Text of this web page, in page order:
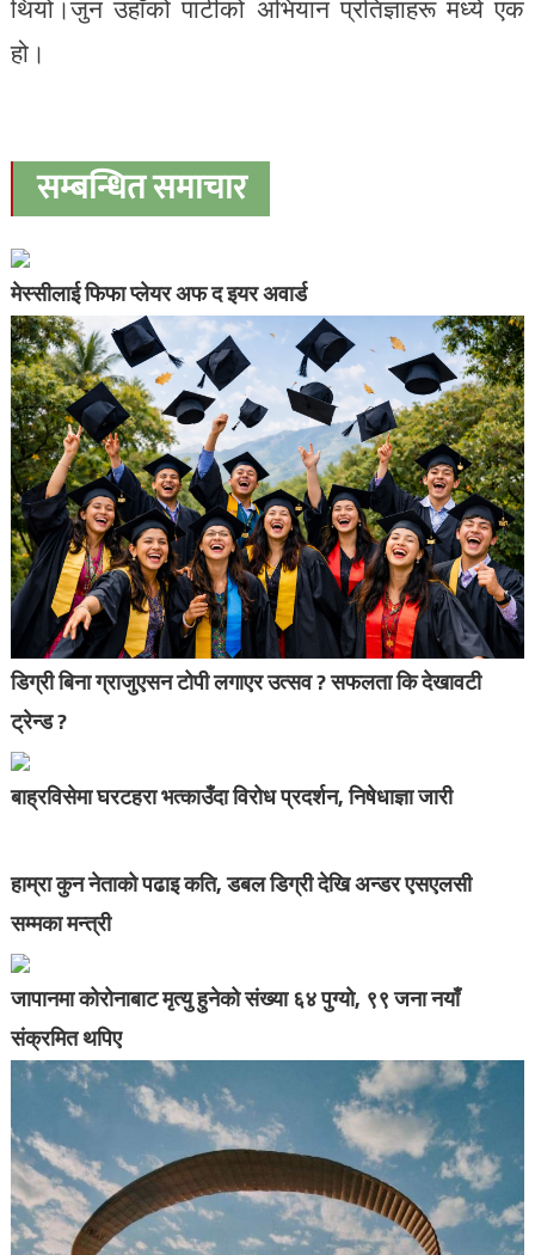
थियो।जुन उहाँको पार्टीको अभियान प्रतिज्ञाहरू मध्ये एक
हो।
सम्बन्धित समाचार
मेस्सीलाई फिफा प्लेयर अफ द इयर अवार्ड
डिग्री बिना ग्राजुएसन टोपी लगाएर उत्सव ? सफलता कि देखावटी
ट्रेन्ड ?
बाह्रविसेमा घरटहरा भत्काउँदा विरोध प्रदर्शन, निषेधाज्ञा जारी
हाम्रा कुन नेताको पढाइ कति, डबल डिग्री देखि अन्डर एसएलसी
सम्मका मन्त्री
जापानमा कोरोनाबाट मृत्यु हुनेको संख्या ६४ पुग्यो, ९९ जना नयाँ
संक्रमित थपिए